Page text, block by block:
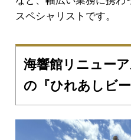
スペシャリストです。
海響館リニュー
の『ひれあしビー